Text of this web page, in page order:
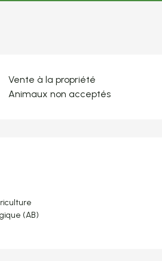
Vente à la propriété
Animaux non acceptés
(AB)